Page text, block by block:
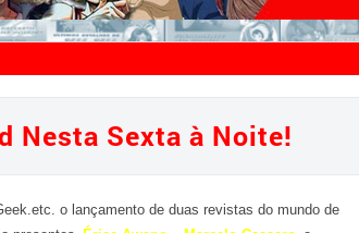
Nesta Sexta à Noite!
o lançamento de duas revistas do mundo de